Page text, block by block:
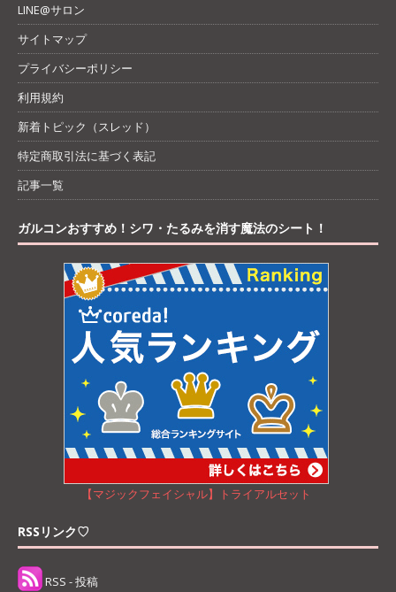
LINE@サロン
サイトマップ
プライバシーポリシー
利用規約
新着トピック（スレッド）
特定商取引法に基づく表記
記事一覧
ガルコンおすすめ！シワ・たるみを消す魔法のシート！
【マジックフェイシャル】トライアルセット
RSSリンク♡
RSS - 投稿